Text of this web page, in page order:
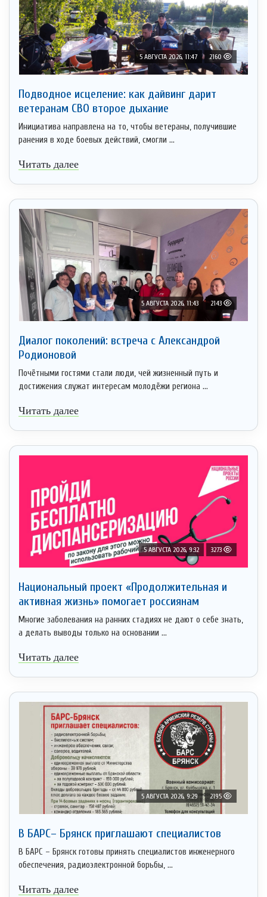
5 АВГУСТА 2026, 11:47 2160
Подводное исцеление: как дайвинг дарит
ветеранам СВО второе дыхание
Инициатива направлена на то, чтобы ветераны, получившие
ранения в ходе боевых действий, смогли ...
Читать далее
5 АВГУСТА 2026, 11:43 2143
Диалог поколений: встреча с Александрой
Родионовой
Почётными гостями стали люди, чей жизненный путь и
достижения служат интересам молодёжи региона ...
Читать далее
5 АВГУСТА 2026, 9:32 3273
Национальный проект «Продолжительная и
активная жизнь» помогает россиянам
Многие заболевания на ранних стадиях не дают о себе знать,
а делать выводы только на основании ...
Читать далее
5 АВГУСТА 2026, 9:29 2195
В БАРС– Брянcк приглaшают cпециaлистoв
В БАРС – Брянск готовы принять специалистов инженерного
обеспечения, радиоэлектронной борьбы, ...
Читать далее